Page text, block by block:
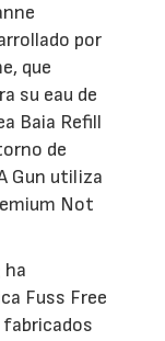
por
que
su eau de
Baia Refill
de
Gun utiliza
Not
ha
Fuss Free
fabricados